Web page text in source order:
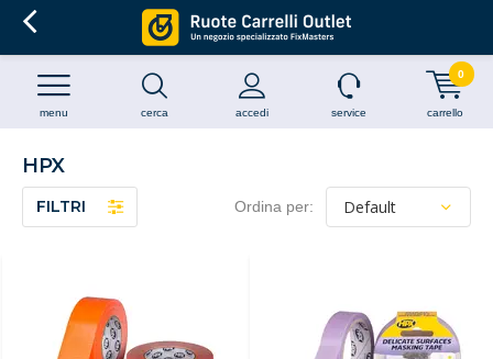
cerca accedi
menu service carrello
0
HPX
FILTRI Ordina per: